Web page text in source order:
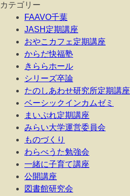
カテゴリー
FAAVO千葉
JASH定期講座
おやこカフェ定期講座
からだ快福塾
きららホール
シリーズ卒論
たのしあわせ研究所定期講座
ベーシックインカムゼミ
まいぷれ定期講座
みらい大学運営委員会
ものづくり
わらべうた勉強会
一緒に子育て講座
公開講座
図書館研究会